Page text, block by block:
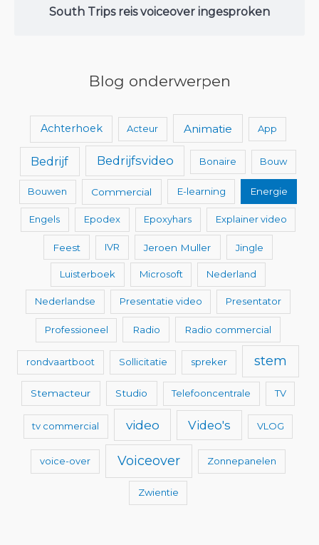
South Trips reis voiceover ingesproken
Blog onderwerpen
Achterhoek Acteur Animatie App
Bedrijf Bedrijfsvideo Bonaire Bouw
Bouwen Commercial E-learning Energie
Engels Epodex Epoxyhars Explainer video
Feest IVR Jeroen Muller Jingle
Luisterboek Microsoft Nederland
Nederlandse Presentatie video Presentator
Professioneel Radio Radio commercial
rondvaartboot Sollicitatie spreker stem
Stemacteur Studio Telefooncentrale TV
tv commercial video Video's VLOG
voice-over Voiceover Zonnepanelen
Zwientie